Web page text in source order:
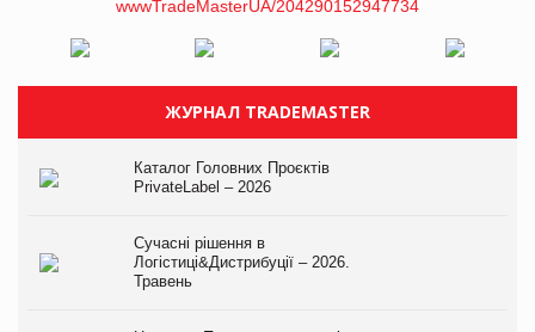
ЖУРНАЛ TRADEMASTER
Каталог Головних Проєктів
PrivateLabel – 2026
Сучасні рішення в
Логістиці&Дистрибуції – 2026.
Травень